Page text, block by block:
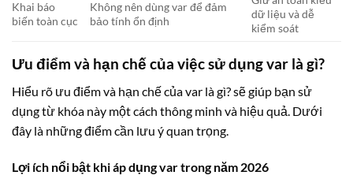
Khai báo
biến toàn cục
Không nên dùng var để đảm
bảo tính ổn định
dữ liệu và dễ
kiểm soát
Ưu điểm và hạn chế của việc sử dụng var là gì?
Hiểu rõ ưu điểm và hạn chế của var là gì? sẽ giúp bạn sử
dụng từ khóa này một cách thông minh và hiệu quả. Dưới
đây là những điểm cần lưu ý quan trọng.
Lợi ích nổi bật khi áp dụng var trong năm 2026